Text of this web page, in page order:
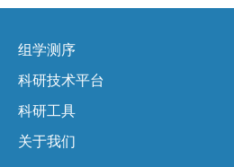
组学测序
科研技术平台
科研工具
关于我们